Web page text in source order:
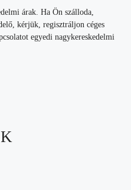
árak. Ha Ön szálloda,
kérjük, regisztráljon céges
egyedi nagykereskedelmi